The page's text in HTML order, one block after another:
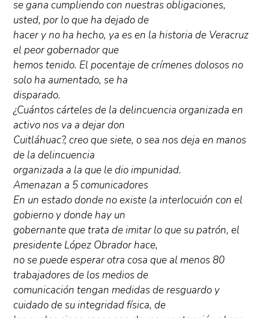
se gana cumpliendo con nuestras obligaciones,
usted, por lo que ha dejado de
hacer y no ha hecho, ya es en la historia de Veracruz
el peor gobernador que
hemos tenido. El pocentaje de crímenes dolosos no
solo ha aumentado, se ha
disparado.
¿Cuántos cárteles de la delincuencia organizada en
activo nos va a dejar don
Cuitláhuac?, creo que siete, o sea nos deja en manos
de la delincuencia
organizada a la que le dio impunidad.
Amenazan a 5 comunicadores
En un estado donde no existe la interlocuión con el
gobierno y donde hay un
gobernante que trata de imitar lo que su patrón, el
presidente López Obrador hace,
no se puede esperar otra cosa que al menos 80
trabajadores de los medios de
comunicación tengan medidas de resguardo y
cuidado de su integridad física, de